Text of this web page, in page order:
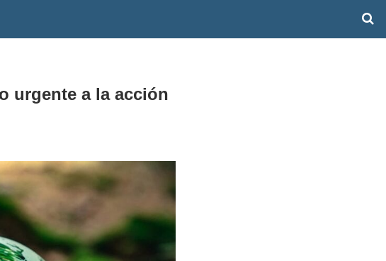
urgente a la acción